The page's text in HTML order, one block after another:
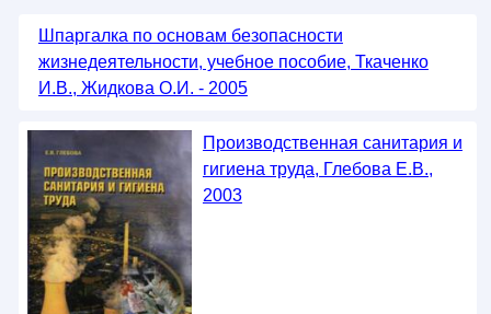
Шпаргалка по основам безопасности
жизнедеятельности, учебное пособие, Ткаченко
И.В., Жидкова О.И. - 2005
Производственная санитария и
гигиена труда, Глебова Е.В.,
2003